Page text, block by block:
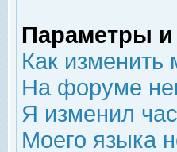
Параметры и
Как изменить
На форуме
Я изменил
Моего языка